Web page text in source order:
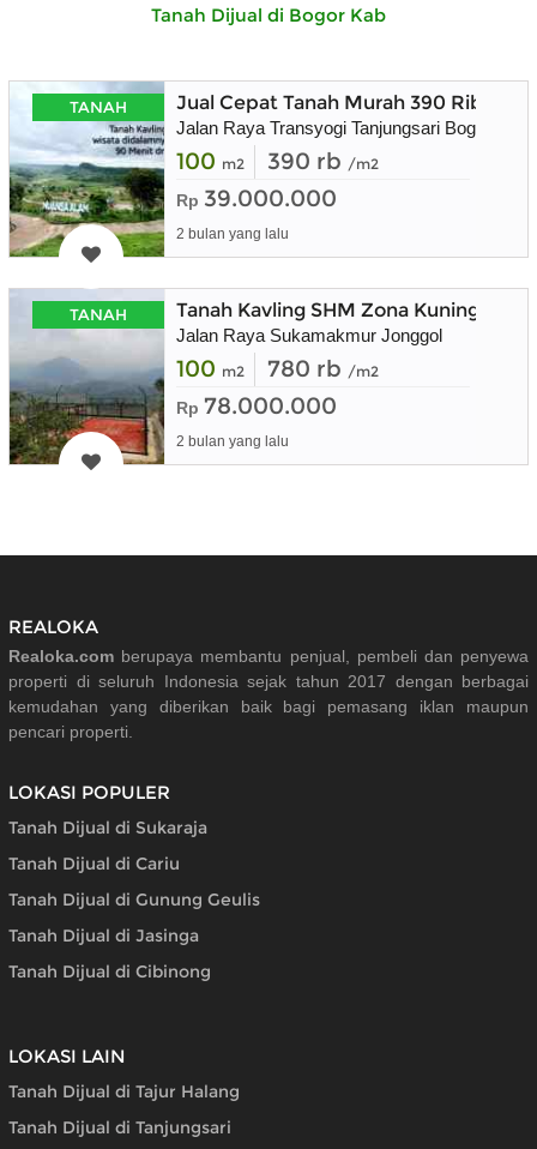
Tanah Dijual di Bogor Kab
TANAH Jual Cepat Tanah Murah 390 Ribu
Jalan Raya Transyogi Tanjungsari Bogor
100 m2 390 rb /m2
Rp 39.000.000
2 bulan yang lalu
TANAH Tanah Kavling SHM Zona Kuning
Jalan Raya Sukamakmur Jonggol
100 m2 780 rb /m2
Rp 78.000.000
2 bulan yang lalu
REALOKA
Realoka.com berupaya membantu penjual, pembeli dan penyewa
properti di seluruh Indonesia sejak tahun 2017 dengan berbagai
kemudahan yang diberikan baik bagi pemasang iklan maupun
pencari properti.
LOKASI POPULER
Tanah Dijual di Sukaraja
Tanah Dijual di Cariu
Tanah Dijual di Gunung Geulis
Tanah Dijual di Jasinga
Tanah Dijual di Cibinong
LOKASI LAIN
Tanah Dijual di Tajur Halang
Tanah Dijual di Tanjungsari